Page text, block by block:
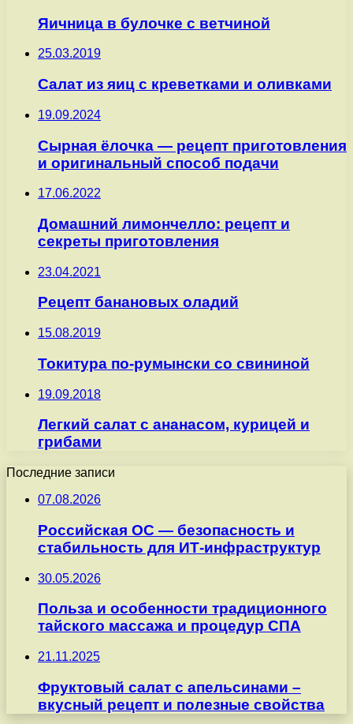
Яичница в булочке с ветчиной
25.03.2019
Салат из яиц с креветками и оливками
19.09.2024
Сырная ёлочка — рецепт приготовления
и оригинальный способ подачи
17.06.2022
Домашний лимончелло: рецепт и
секреты приготовления
23.04.2021
Рецепт банановых оладий
15.08.2019
Токитура по-румынски со свининой
19.09.2018
Легкий салат с ананасом, курицей и
грибами
Последние записи
07.08.2026
Российская ОС — безопасность и
стабильность для ИТ-инфраструктур
30.05.2026
Польза и особенности традиционного
тайского массажа и процедур СПА
21.11.2025
Фруктовый салат с апельсинами –
вкусный рецепт и полезные свойства